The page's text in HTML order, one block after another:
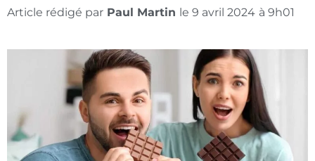
Article rédigé par Paul Martin le 9 avril 2024 à 9h01